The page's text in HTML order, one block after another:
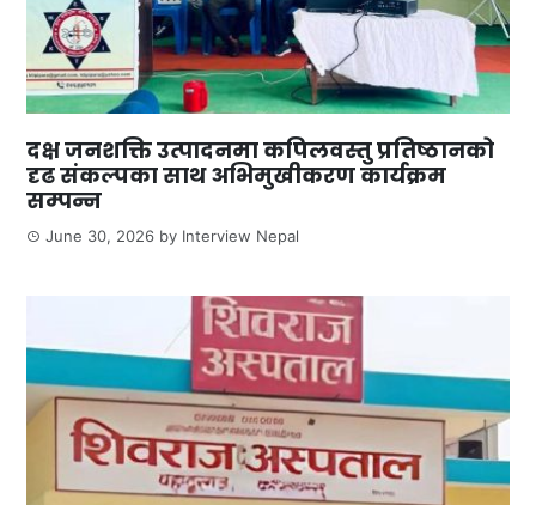
दक्ष जनशक्ति उत्पादनमा कपिलवस्तु प्रतिष्ठानको
दृढ संकल्पका साथ अभिमुखीकरण कार्यक्रम
सम्पन्न
June 30, 2026 by Interview Nepal